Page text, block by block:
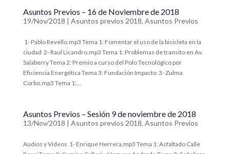
Asuntos Previos – 16 de Noviembre de 2018
19/Nov/2018 | Asuntos previos 2018, Asuntos Previos
1- Pablo Revello.mp3 Tema 1: Fomentar el uso de la bicicleta en la
ciudad 2- Raul Licandro.mp3 Tema 1: Problemas de transito en Av.
Salaberry Tema 2: Premio a curso del Polo Tecnológico por
Eficiencia Energética Tema 3: Fundación Impacto 3- Zulma
Corbo.mp3 Tema 1:...
Asuntos Previos – Sesión 9 de noviembre de 2018
13/Nov/2018 | Asuntos previos 2018, Asuntos Previos
Audios y Videos 1- Enrique Herrera.mp3 Tema 1: Asfaltado Calle